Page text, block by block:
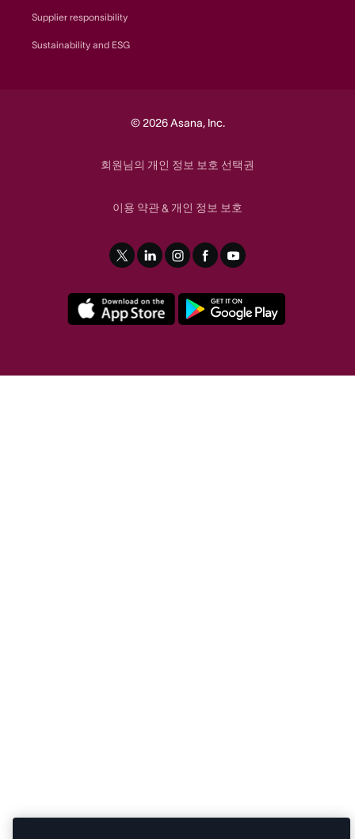
Supplier responsibility
Sustainability and ESG
© 2026 Asana, Inc.
회원님의 개인 정보 보호 선택권
이용 약관& 개인 정보 보호